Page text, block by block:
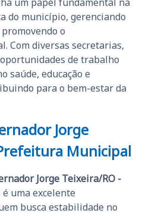
do município, gerenciando
o
Com diversas secretarias,
de trabalho
saúde, educação e
para o bem-estar da
Jorge
Municipal
Jorge Teixeira/RO -
é uma excelente
busca estabilidade no